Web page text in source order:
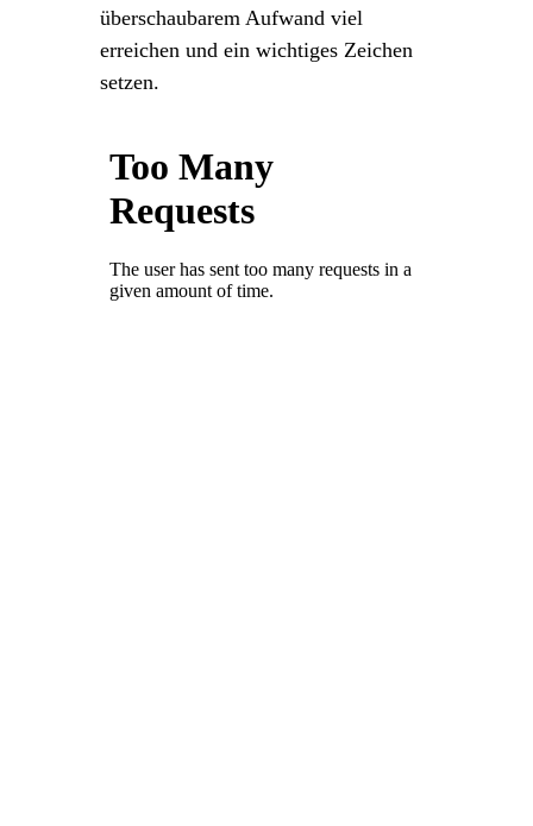
überschaubarem Aufwand viel
erreichen und ein wichtiges Zeichen
setzen.